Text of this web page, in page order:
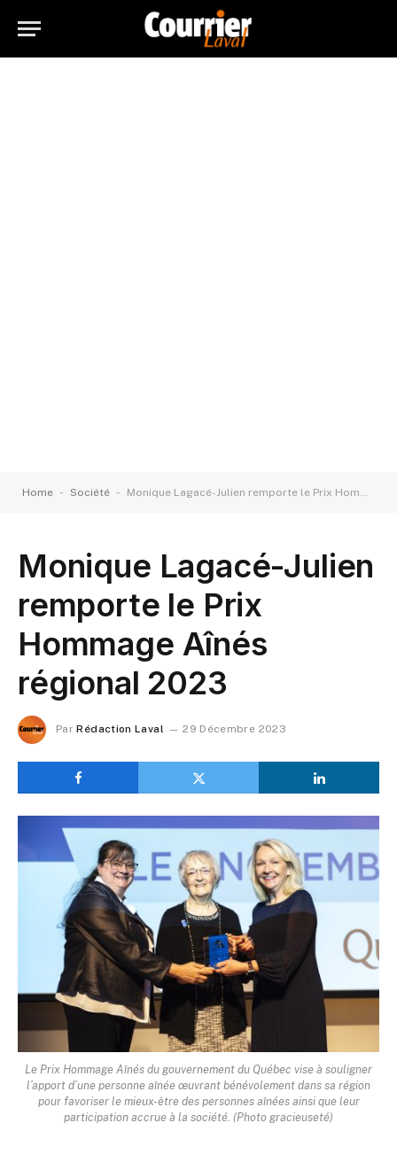
Home - Société - Monique Lagacé-Julien remporte le Prix Hommage Aînés régional 2023
Monique Lagacé-Julien
remporte le Prix
Hommage Aînés
régional 2023
Par Rédaction Laval 29 Décembre 2023
Le Prix Hommage Aînés du gouvernement du Québec vise à souligner
l’apport d’une personne aînée œuvrant bénévolement dans sa région
pour favoriser le mieux-être des personnes aînées ainsi que leur
participation accrue à la société. (Photo gracieuseté)